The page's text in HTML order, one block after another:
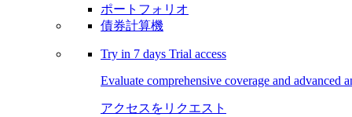
ポートフォリオ
債券計算機
Try in 7 days Trial access
Evaluate comprehensive coverage and advanced
アクセスをリクエスト